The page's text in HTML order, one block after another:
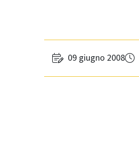
09 giugno 2008